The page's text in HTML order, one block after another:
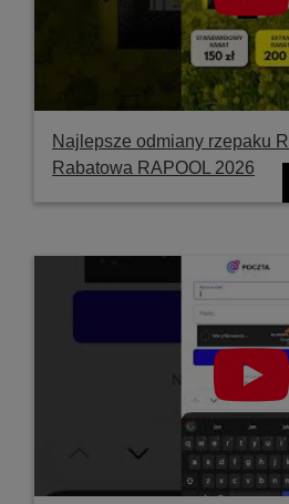
Najlepsze odmiany rzepaku
Rabatowa RAPOOL 2026